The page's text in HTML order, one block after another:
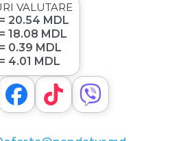
VALUTARE
= 20.54 MDL
= 18.08 MDL
= 0.39 MDL
= 4.01 MDL